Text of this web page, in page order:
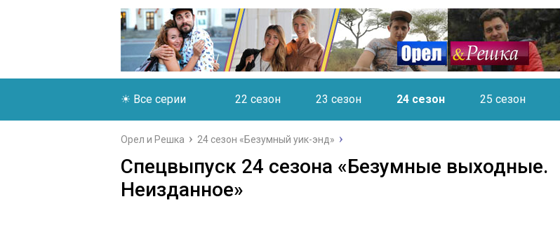
☀ Все серии 22 сезон 23 сезон 24 сезон 25 сезон
Орел и Решка 24 сезон «Безумный уик-энд»
Спецвыпуск 24 сезона «Безумные выходные.
Неизданное»